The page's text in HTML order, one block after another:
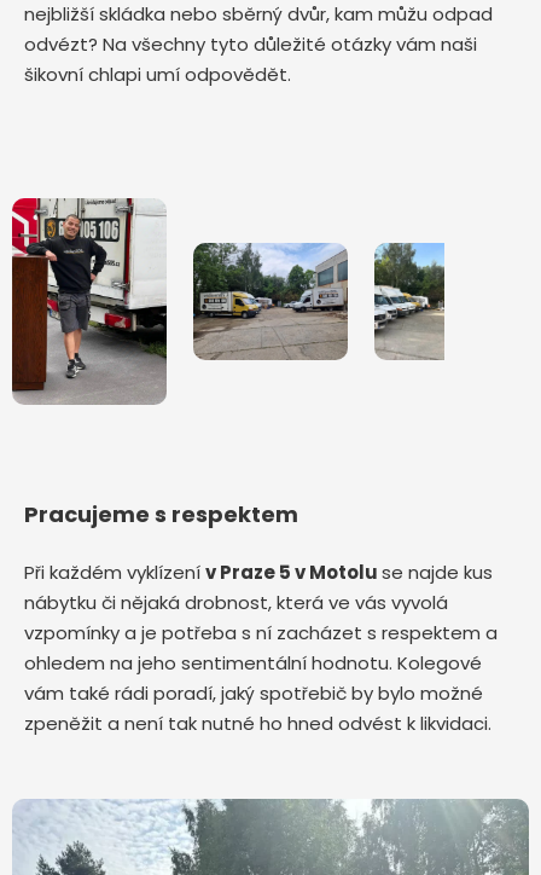
nejbližší skládka nebo sběrný dvůr, kam můžu odpad
odvézt? Na všechny tyto důležité otázky vám naši
šikovní chlapi umí odpovědět.
Pracujeme s respektem
Při každém vyklízenív Praze 5 v Motoluse najde kus
nábytku či nějaká drobnost, která ve vás vyvolá
vzpomínky a je potřeba s ní zacházet s respektem a
ohledem na jeho sentimentální hodnotu. Kolegové
vám také rádi poradí, jaký spotřebič by bylo možné
zpeněžit a není tak nutné ho hned odvést k likvidaci.